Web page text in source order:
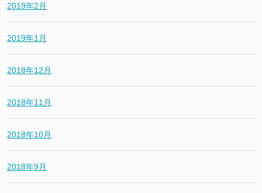
2019年2月
2019年1月
2018年12月
2018年11月
2018年10月
2018年9月